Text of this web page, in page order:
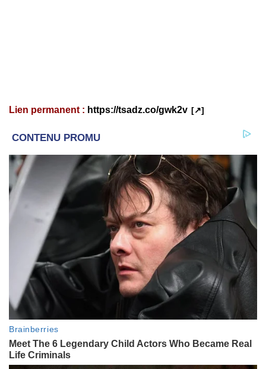
Lien permanent : https://tsadz.co/gwk2v